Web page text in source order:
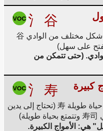
氵 谷
اليسار: الماء 氵، اليمين: شكل مختلف من الوادي 谷
على سهل)
(حتى تتمكن من
كبيرة 氵 寿
اليسار: الماء 氵، اليمين: حياة طويلة 寿 (تحتاج إلى يدين
هي: الأمواج الكبيرة.